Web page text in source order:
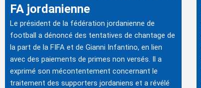
FA jordanienne
Le président de la fédération jordanienne de
football a dénoncé des tentatives de chantage de
la part de la FIFA et de Gianni Infantino, en lien
avec des paiements de primes non versés. Il a
exprimé son mécontentement concernant le
traitement des supporters jordaniens et a révélé